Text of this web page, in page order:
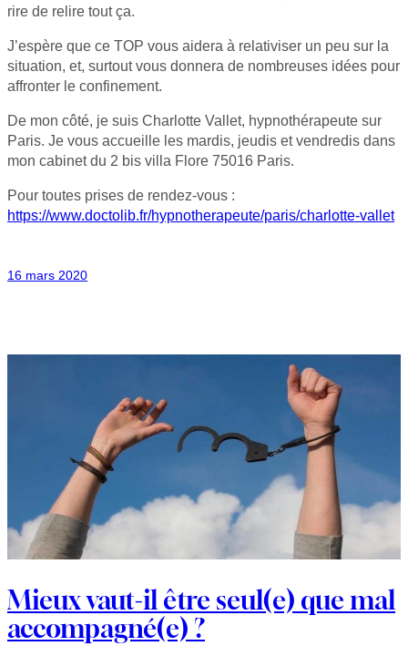
rire de relire tout ça.
J’espère que ce TOP vous aidera à relativiser un peu sur la
situation, et, surtout vous donnera de nombreuses idées pour
affronter le confinement.
De mon côté, je suis Charlotte Vallet, hypnothérapeute sur
Paris. Je vous accueille les mardis, jeudis et vendredis dans
mon cabinet du 2 bis villa Flore 75016 Paris.
Pour toutes prises de rendez-vous :
https://www.doctolib.fr/hypnotherapeute/paris/charlotte-vallet
16 mars 2020
Mieux vaut-il être seul(e) que mal
accompagné(e) ?